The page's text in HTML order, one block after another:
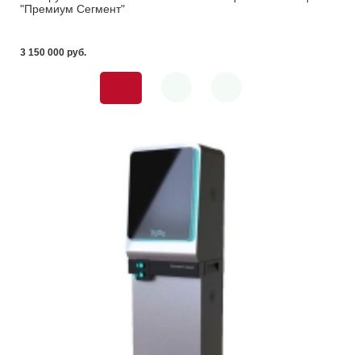
"Премиум Сегмент"
3 150 000 pуб.